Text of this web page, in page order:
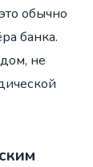
обычно
банка.
не